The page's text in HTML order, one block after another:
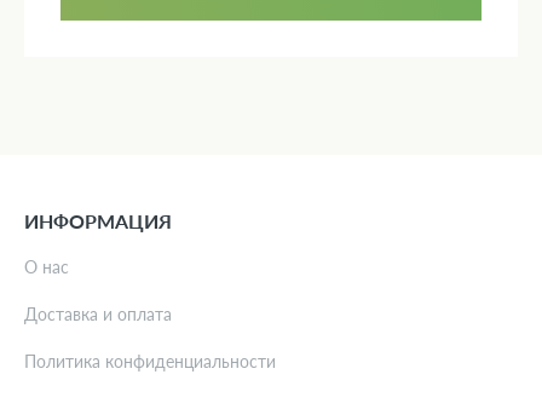
ИНФОРМАЦИЯ
О нас
Доставка и оплата
Политика конфиденциальности